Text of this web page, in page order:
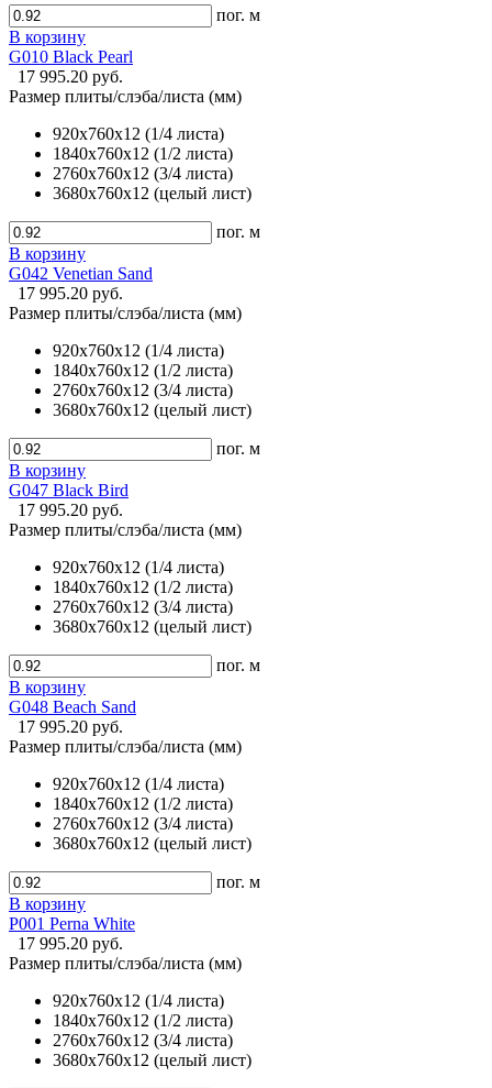
пог. м
В корзину
G010 Black Pearl
17 995.20 руб.
Размер плиты/слэба/листа (мм)
920х760х12 (1/4 листа)
1840х760х12 (1/2 листа)
2760х760х12 (3/4 листа)
3680х760х12 (целый лист)
пог. м
В корзину
G042 Venetian Sand
17 995.20 руб.
Размер плиты/слэба/листа (мм)
920х760х12 (1/4 листа)
1840х760х12 (1/2 листа)
2760х760х12 (3/4 листа)
3680х760х12 (целый лист)
пог. м
В корзину
G047 Black Bird
17 995.20 руб.
Размер плиты/слэба/листа (мм)
920х760х12 (1/4 листа)
1840х760х12 (1/2 листа)
2760х760х12 (3/4 листа)
3680х760х12 (целый лист)
пог. м
В корзину
G048 Beach Sand
17 995.20 руб.
Размер плиты/слэба/листа (мм)
920х760х12 (1/4 листа)
1840х760х12 (1/2 листа)
2760х760х12 (3/4 листа)
3680х760х12 (целый лист)
пог. м
В корзину
P001 Perna White
17 995.20 руб.
Размер плиты/слэба/листа (мм)
920х760х12 (1/4 листа)
1840х760х12 (1/2 листа)
2760х760х12 (3/4 листа)
3680х760х12 (целый лист)